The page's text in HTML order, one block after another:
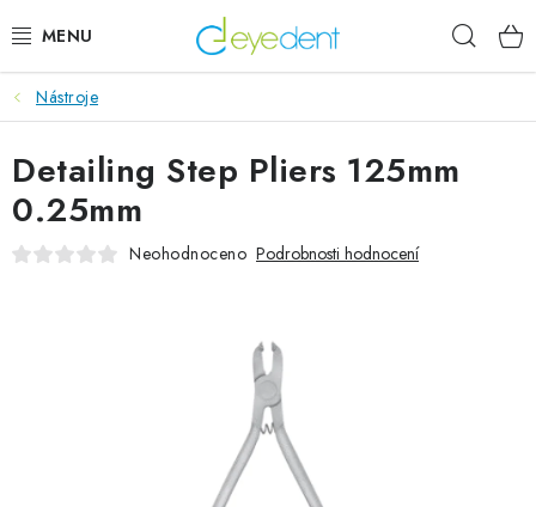
na
E-SHOP
IMPLANTÁTY GLOBAL D
NOVINKY
Podmínky ochrany osobních údajů
Nástroje
Detailing Step Pliers 125mm
0.25mm
Neohodnoceno Podrobnosti hodnocení